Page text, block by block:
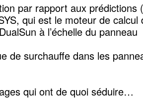
par rapport aux prédictions
qui est le moteur de
à l’échelle du panneau
de surchauffe dans les
qui ont de quoi séduire…